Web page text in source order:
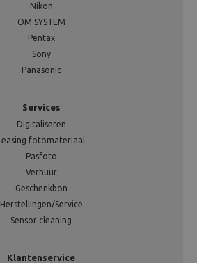
Nikon
OM SYSTEM
Pentax
Sony
Panasonic
Services
Digitaliseren
fotomateriaal
Pasfoto
Verhuur
Geschenkbon
Herstellingen/Service
Sensor cleaning
Klantenservice